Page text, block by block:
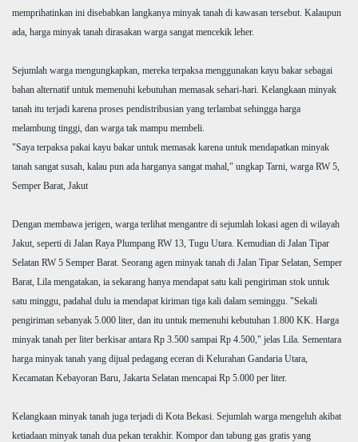
memprihatinkan ini disebabkan langkanya minyak tanah di kawasan tersebut. Kalaupun
ada, harga minyak tanah dirasakan warga sangat mencekik leher.
Sejumlah warga mengungkapkan, mereka terpaksa menggunakan kayu bakar sebagai
bahan alternatif untuk memenuhi kebutuhan memasak sehari-hari. Kelangkaan minyak
tanah itu terjadi karena proses pendistribusian yang terlambat sehingga harga
melambung tinggi, dan warga tak mampu membeli.
"Saya terpaksa pakai kayu bakar untuk memasak karena untuk mendapatkan minyak
tanah sangat susah, kalau pun ada harganya sangat mahal," ungkap Tarni, warga RW 5,
Semper Barat, Jakut
Dengan membawa jerigen, warga terlihat mengantre di sejumlah lokasi agen di wilayah
Jakut, seperti di Jalan Raya Plumpang RW 13, Tugu Utara. Kemudian di Jalan Tipar
Selatan RW 5 Semper Barat. Seorang agen minyak tanah di Jalan Tipar Selatan, Semper
Barat, Lila mengatakan, ia sekarang hanya mendapat satu kali pengiriman stok untuk
satu minggu, padahal dulu ia mendapat kiriman tiga kali dalam seminggu. "Sekali
pengiriman sebanyak 5.000 liter, dan itu untuk memenuhi kebutuhan 1.800 KK. Harga
minyak tanah per liter berkisar antara Rp 3.500 sampai Rp 4.500," jelas Lila. Sementara
harga minyak tanah yang dijual pedagang eceran di Kelurahan Gandaria Utara,
Kecamatan Kebayoran Baru, Jakarta Selatan mencapai Rp 5.000 per liter.
Kelangkaan minyak tanah juga terjadi di Kota Bekasi. Sejumlah warga mengeluh akibat
ketiadaan minyak tanah dua pekan terakhir. Kompor dan tabung gas gratis yang